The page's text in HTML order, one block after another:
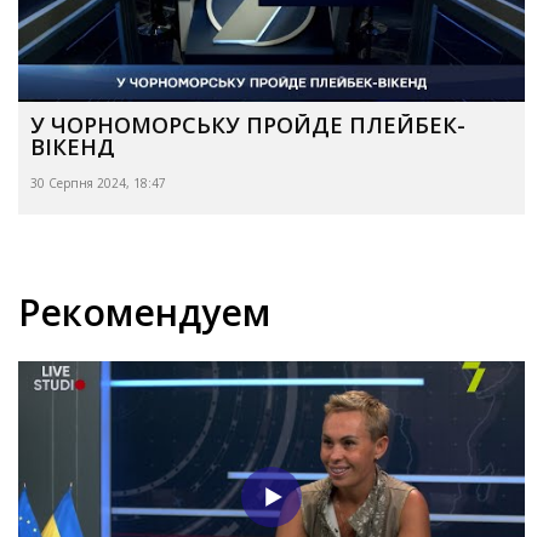
У ЧОРНОМОРСЬКУ ПРОЙДЕ ПЛЕЙБЕК-
ВІКЕНД
30 Серпня 2024, 18:47
Рекомендуем